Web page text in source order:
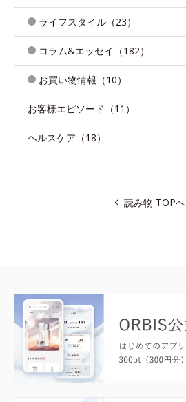
ライフスタイル（23）
コラム&エッセイ（182）
お買い物情報（10）
お客様エピソード（11）
ヘルスケア（18）
読み物 TOPへ